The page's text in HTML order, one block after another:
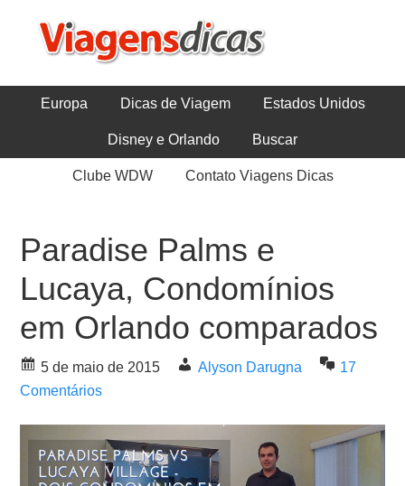
Europa Dicas de Viagem Estados Unidos
Disney e Orlando Buscar
Clube WDW Contato Viagens Dicas
Paradise Palms e
Lucaya, Condomínios
em Orlando comparados
5 de maio de 2015 Alyson Darugna
17
Comentários